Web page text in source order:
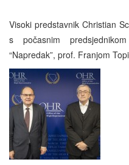
Visoki predstavnik Christian
s počasnim
“Napredak”, prof. Franjom